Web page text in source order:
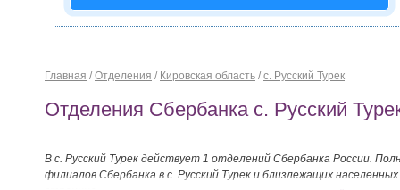
Главная / Отделения / Кировская область / с. Русский Турек
Отделения Сбербанка с. Русский
В с. Русский Турек действует 1 отделений Сбербанка России.
филиалов Сбербанка в с. Русский Турек и близлежащих